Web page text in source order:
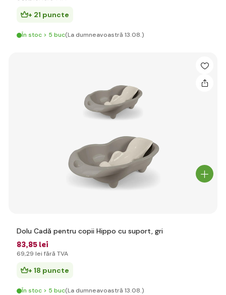
+ 21 puncte
În stoc > 5 buc(La dumneavoastră 13.08.)
Dolu Cadă pentru copii Hippo cu suport, gri
83,85 lei
69,29 lei fără TVA
+ 18 puncte
În stoc > 5 buc(La dumneavoastră 13.08.)